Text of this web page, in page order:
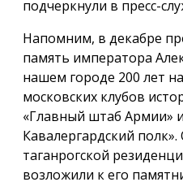
подчеркнули в пресс-
Напомним, в декабре
память императора
нашем городе 200 лет
московских клубов
«Главный штаб Армии»
Кавалергардский
таганрогской
возложили к его